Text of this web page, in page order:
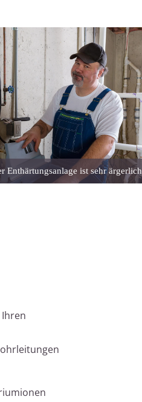
Enthärtungsanlage ist sehr ärgerlich